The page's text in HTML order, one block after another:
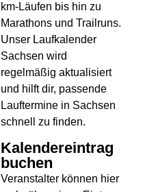
Kalendereintrag
buchen
km-Läufen bis hin zu
Marathons und Trailruns.
Unser Laufkalender
Sachsen wird
regelmäßig aktualisiert
und hilft dir, passende
Lauftermine in Sachsen
schnell zu finden.
Veranstalter können hier